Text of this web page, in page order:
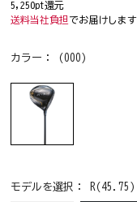
5,250pt還元
送料当社負担 でお届けしま
カラー： (000)
モデルを選択： R(45.75)